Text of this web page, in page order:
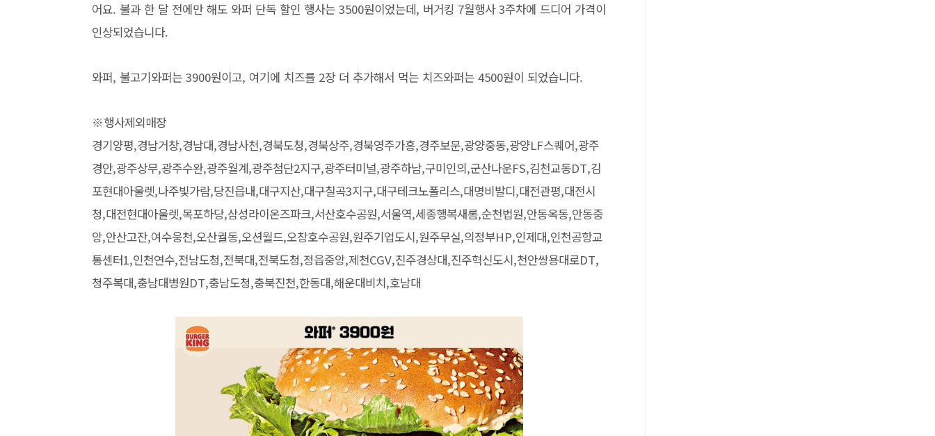
어요. 불과 한 달 전에만 해도 와퍼 단독 할인 행사는 3500원이었는데, 버거킹 7월행사 3주차에 드디어 가격이
인상되었습니다.
와퍼, 불고기와퍼는 3900원이고, 여기에 치즈를 2장 더 추가해서 먹는 치즈와퍼는 4500원이 되었습니다.
※행사제외매장
경기양평,경남거창,경남대,경남사천,경북도청,경북상주,경북영주가흥,경주보문,광양중동,광양LF스퀘어,광주
경안,광주상무,광주수완,광주월계,광주첨단2지구,광주터미널,광주하남,구미인의,군산나운FS,김천교동DT,김
포현대아울렛,나주빛가람,당진읍내,대구지산,대구칠곡3지구,대구테크노폴리스,대명비발디,대전관평,대전시
청,대전현대아울렛,목포하당,삼성라이온즈파크,서산호수공원,서울역,세종행복새롬,순천법원,안동옥동,안동중
앙,안산고잔,여수웅천,오산궐동,오션월드,오창호수공원,원주기업도시,원주무실,의정부HP,인제대,인천공항교
통센터1,인천연수,전남도청,전북대,전북도청,정읍중앙,제천CGV,진주경상대,진주혁신도시,천안쌍용대로DT,
청주복대,충남대병원DT,충남도청,충북진천,한동대,해운대비치,호남대